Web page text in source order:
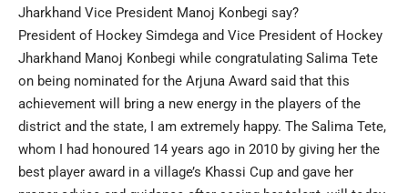
Jharkhand Vice President Manoj Konbegi say?
President of Hockey Simdega and Vice President of Hockey
Jharkhand Manoj Konbegi while congratulating Salima Tete
on being nominated for the Arjuna Award said that this
achievement will bring a new energy in the players of the
district and the state, I am extremely happy. The Salima Tete,
whom I had honoured 14 years ago in 2010 by giving her the
best player award in a village’s Khassi Cup and gave her